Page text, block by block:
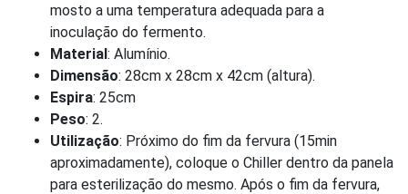
mosto a uma temperatura adequada para a
inoculação do fermento.
Material: Alumínio.
Dimensão: 28cm x 28cm x 42cm (altura).
Espira: 25cm
Peso: 2.
Utilização: Próximo do fim da fervura (15min
aproximadamente), coloque o Chiller dentro da panela
para esterilização do mesmo. Após o fim da fervura,